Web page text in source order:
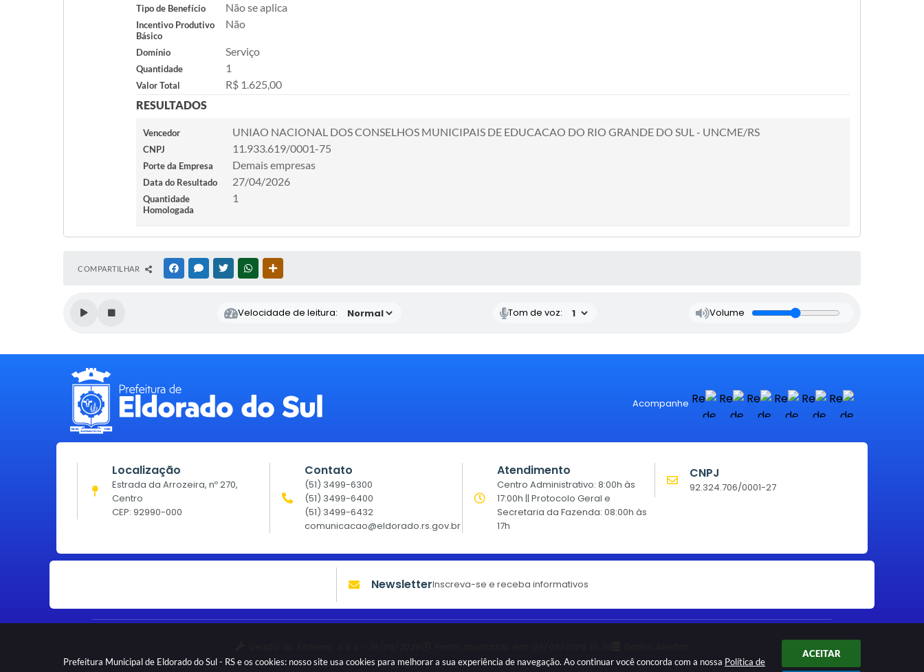
Prefeitura Municipal de Eldorado do Sul - RS e os cookies: nosso site usa cookies para melhorar a sua experiência de navegação. Ao continuar você concorda com a nossa Política de
ACEITAR
Tipo de Benefício Não se aplica
Incentivo Produtivo
Básico
Não
Domínio Serviço
Quantidade 1
Valor Total
R$ 1.625,00
RESULTADOS
Vencedor UNIAO NACIONAL DOS CONSELHOS MUNICIPAIS DE EDUCACAO DO RIO GRANDE DO SUL - UNCME/RS
CNPJ 11.933.619/0001-75
Porte da Empresa Demais empresas
Data do Resultado 27/04/2026
Quantidade
Homologada
1
COMPARTILHAR FACEBOOKMESSENGER
TWITTERWHATSAPP
Velocidade de leitura: Tom de voz: Volume
NewsletterInscreva-se e receba informativos
Acompanhe
Localização
Estrada da Arrozeira, nº 270,
Centro
CEP: 92990-000
Contato
(51) 3499-6300
(51) 3499-6400
(51) 3499-6432
comunicacao@eldorado.rs.gov.br
Atendimento
Centro Administrativo: 8:00h às
17:00h || Protocolo Geral e
Secretaria da Fazenda: 08:00h às
17h
CNPJ
92.324.706/0001-27